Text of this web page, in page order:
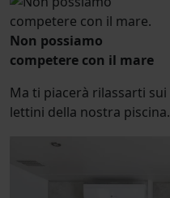
Non possiamo
competere con il mare
Ma ti piacerà rilassarti sui
lettini della nostra piscina.